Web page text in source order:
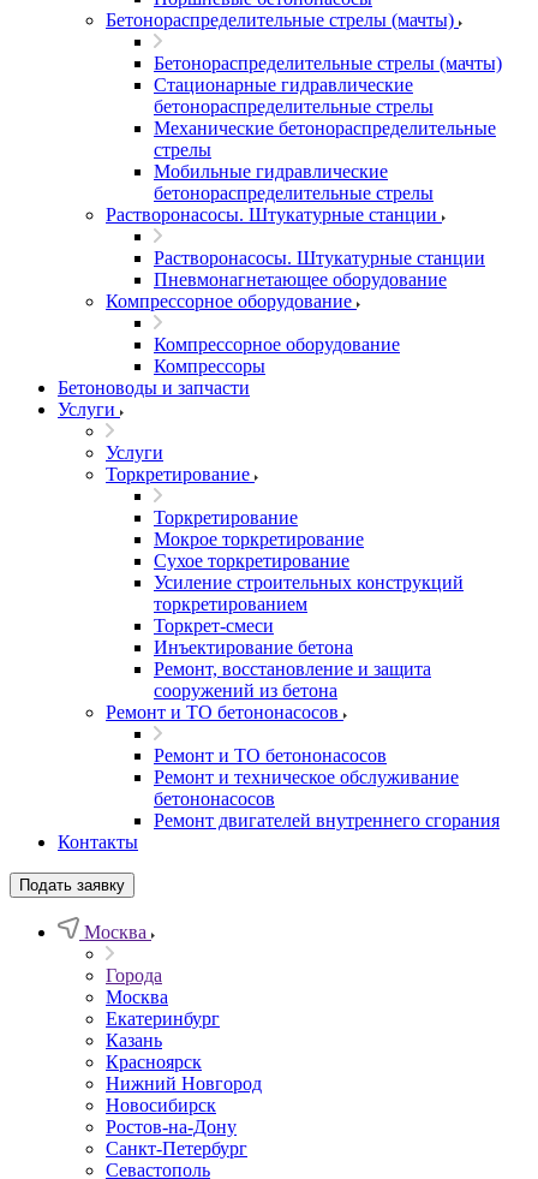
Бетонораспределительные стрелы (мачты)
Бетонораспределительные стрелы (мачты)
Стационарные гидравлические
бетонораспределительные стрелы
Механические бетонораспределительные
стрелы
Мобильные гидравлические
бетонораспределительные стрелы
Растворонасосы. Штукатурные станции
Растворонасосы. Штукатурные станции
Пневмонагнетающее оборудование
Компрессорное оборудование
Компрессорное оборудование
Компрессоры
Бетоноводы и запчасти
Услуги
Услуги
Торкретирование
Торкретирование
Мокрое торкретирование
Сухое торкретирование
Усиление строительных конструкций
торкретированием
Торкрет-смеси
Инъектирование бетона
Ремонт, восстановление и защита
сооружений из бетона
Ремонт и ТО бетононасосов
Ремонт и ТО бетононасосов
Ремонт и техническое обслуживание
бетононасосов
Ремонт двигателей внутреннего сгорания
Контакты
Подать заявку
Москва
Города
Москва
Екатеринбург
Казань
Красноярск
Нижний Новгород
Новосибирск
Ростов-на-Дону
Санкт-Петербург
Севастополь